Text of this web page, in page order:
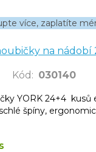
více, zaplatíte
na nádobí
Kód : 030140
YORK 24+4 kusů
špíny,